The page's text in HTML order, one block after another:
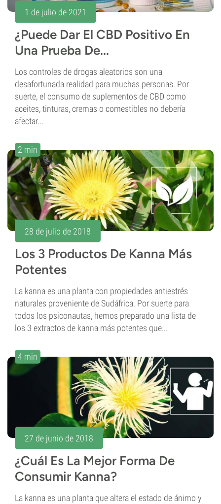
1 de julio de 2021
¿Puede Dar El CBD Positivo En
Una Prueba De...
Los controles de drogas aleatorios son una
desafortunada realidad para muchas personas. Por
suerte, el consumo de suplementos de CBD como
aceites, tinturas, cremas o comestibles no debería
afectar...
2 min
28 de julio de 2018
Los 3 Productos De Kanna Más
Potentes
La kanna es una planta con propiedades antiestrés
naturales proveniente de Sudáfrica. Por suerte para
todos los psiconautas, hemos preparado una lista de
los 3 extractos de kanna más potentes que...
4 min
27 de junio de 2018
¿Cuál Es La Mejor Forma De
Consumir Kanna?
La kanna es una planta que altera el estado de ánimo y